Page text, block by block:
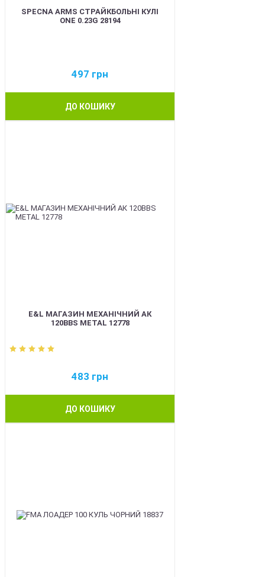
SPECNA ARMS СТРАЙКБОЛЬНІ КУЛІ
ONE 0.23G 28194
497 грн
ДО КОШИКУ
E&L МАГАЗИН МЕХАНІЧНИЙ АК
120BBS METAL 12778
483 грн
ДО КОШИКУ